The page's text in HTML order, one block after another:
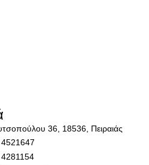
36, 18536, Πειραιάς